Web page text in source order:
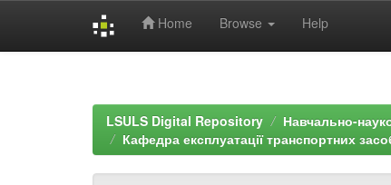
Home Browse Help
LSULS Digital Repository
Навчально-
Кафедра експлуатації транспортних